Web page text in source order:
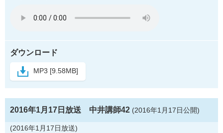
ダウンロード
MP3 [9.58MB]
2016年1月17日放送 中井講師42 (2016年1月17日公開)
(2016年1月17日放送)